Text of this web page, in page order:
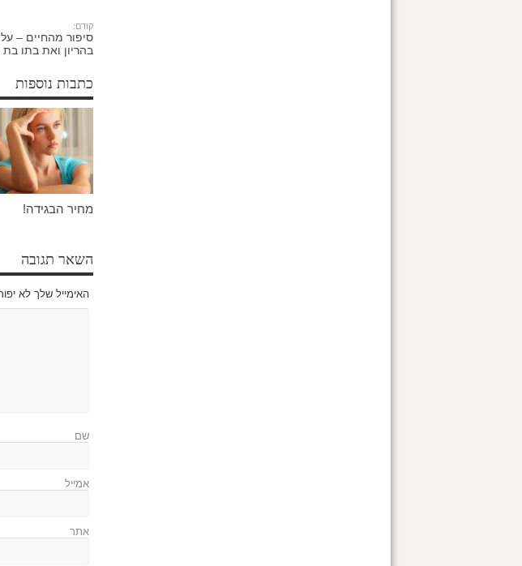
קודם:
סיפור מהחיים –
בהריון ואת בתו
כתבות נוספות
מחיר הבגידה!
השאר תגובה
האימייל שלך לא
שם
אמייל
אתר